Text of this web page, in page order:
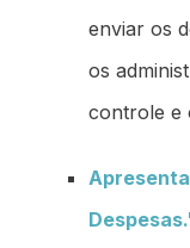
enviar os
os
controle e